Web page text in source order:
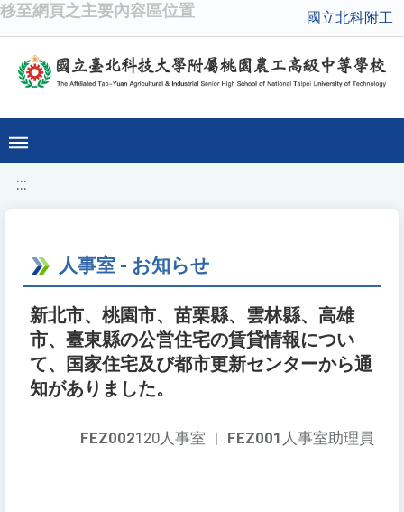
移至網頁之主要內容區位置 國立北科附工
:::
人事室 - お知らせ
新北市、桃園市、苗栗縣、雲林縣、高雄
市、臺東縣の公営住宅の賃貸情報につい
て、国家住宅及び都市更新センターから通
知がありました。
FEZ001 人事室助理員
FEZ002120人事室 |